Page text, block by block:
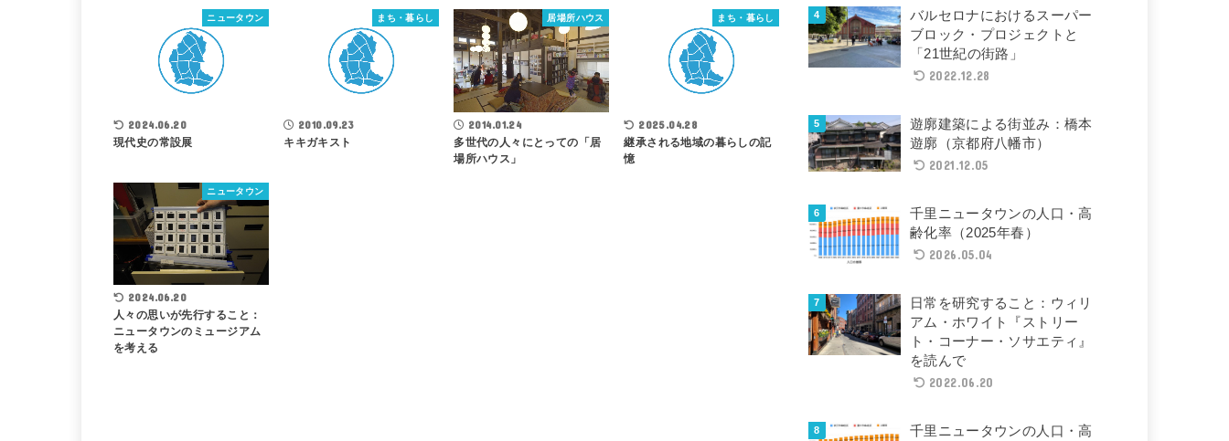
ニュータウン
2024.06.20
現代史の常設展
まち・暮らし
2010.09.23
キキガキスト
居場所ハウス
2014.01.24
多世代の人々にとっての「居
場所ハウス」
まち・暮らし
2025.04.28
継承される地域の暮らしの記
憶
ニュータウン
2024.06.20
人々の思いが先行すること：
ニュータウンのミュージアム
を考える
バルセロナにおけるスーパー
ブロック・プロジェクトと
「21世紀の街路」
2022.12.28
遊廓建築による街並み：橋本
遊廓（京都府八幡市）
2021.12.05
千里ニュータウンの人口・高
齢化率（2025年春）
2026.05.04
日常を研究すること：ウィリ
アム・ホワイト『ストリー
ト・コーナー・ソサエティ』
を読んで
2022.06.20
千里ニュータウンの人口・高